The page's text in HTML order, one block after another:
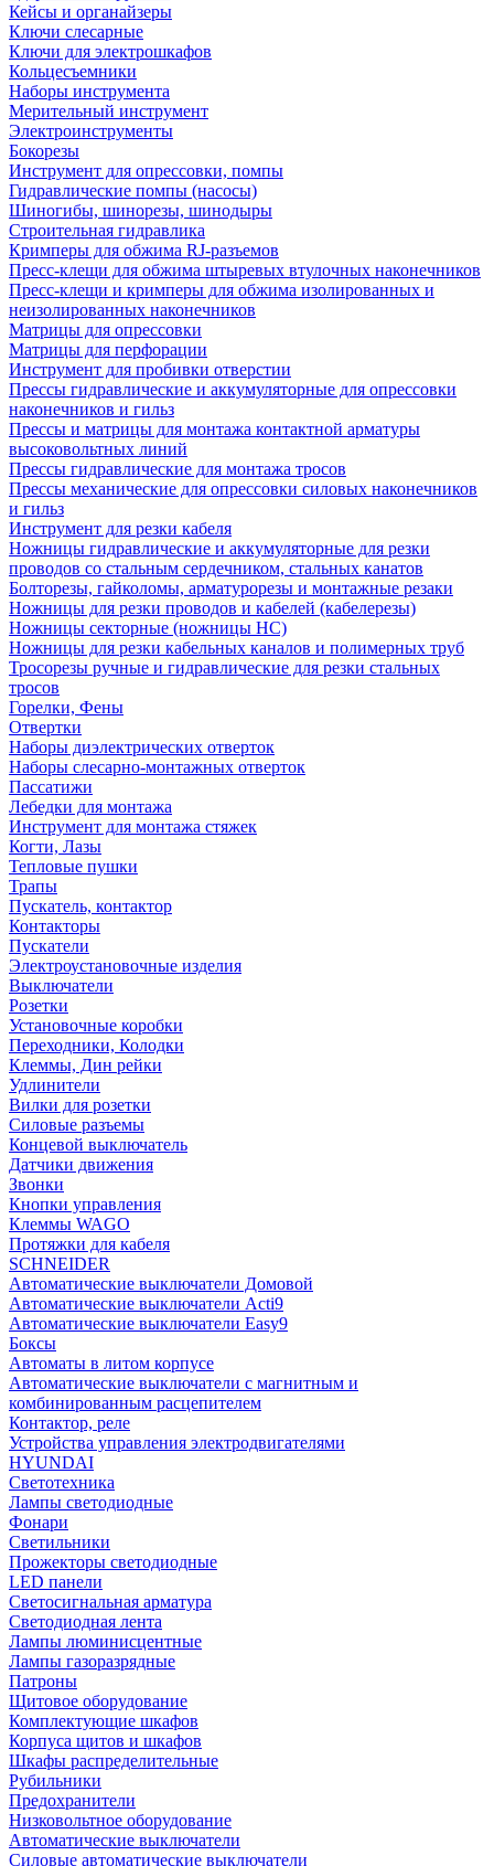
Кейсы и органайзеры
Ключи слесарные
Ключи для электрошкафов
Кольцесъемники
Наборы инструмента
Мерительный инструмент
Электроинструменты
Бокорезы
Инструмент для опрессовки, помпы
Гидравлические помпы (насосы)
Шиногибы, шинорезы, шинодыры
Строительная гидравлика
Кримперы для обжима RJ-разъемов
Пресс-клещи для обжима штыревых втулочных наконечников
Пресс-клещи и кримперы для обжима изолированных и
неизолированных наконечников
Матрицы для опрессовки
Матрицы для перфорации
Инструмент для пробивки отверстии
Прессы гидравлические и аккумуляторные для опрессовки
наконечников и гильз
Прессы и матрицы для монтажа контактной арматуры
высоковольтных линий
Прессы гидравлические для монтажа тросов
Прессы механические для опрессовки силовых наконечников
и гильз
Инструмент для резки кабеля
Ножницы гидравлические и аккумуляторные для резки
проводов со стальным сердечником, стальных канатов
Болторезы, гайколомы, арматурорезы и монтажные резаки
Ножницы для резки проводов и кабелей (кабелерезы)
Ножницы секторные (ножницы НС)
Ножницы для резки кабельных каналов и полимерных труб
Тросорезы ручные и гидравлические для резки стальных
тросов
Горелки, Фены
Отвертки
Наборы диэлектрических отверток
Наборы слесарно-монтажных отверток
Пассатижи
Лебедки для монтажа
Инструмент для монтажа стяжек
Когти, Лазы
Тепловые пушки
Трапы
Пускатель, контактор
Контакторы
Пускатели
Электроустановочные изделия
Выключатели
Розетки
Установочные коробки
Переходники, Колодки
Клеммы, Дин рейки
Удлинители
Вилки для розетки
Силовые разъемы
Концевой выключатель
Датчики движения
Звонки
Кнопки управления
Клеммы WAGO
Протяжки для кабеля
SCHNEIDER
Автоматические выключатели Домовой
Автоматические выключатели Acti9
Автоматические выключатели Easy9
Боксы
Автоматы в литом корпусе
Автоматические выключатели с магнитным и
комбинированным расцепителем
Контактор, реле
Устройства управления электродвигателями
HYUNDAI
Светотехника
Лампы светодиодные
Фонари
Светильники
Прожекторы светодиодные
LED панели
Светосигнальная арматура
Светодиодная лента
Лампы люминисцентные
Лампы газоразрядные
Патроны
Щитовое оборудование
Комплектующие шкафов
Корпуса щитов и шкафов
Шкафы распределительные
Рубильники
Предохранители
Низковольтное оборудование
Автоматические выключатели
Силовые автоматические выключатели